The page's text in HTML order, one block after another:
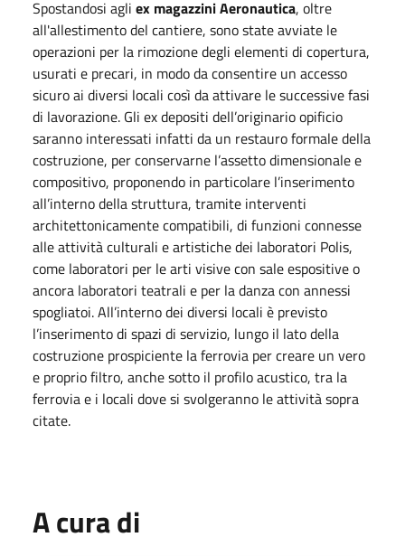
Spostandosi agli ex magazzini Aeronautica, oltre
all'allestimento del cantiere, sono state avviate le
operazioni per la rimozione degli elementi di copertura,
usurati e precari, in modo da consentire un accesso
sicuro ai diversi locali così da attivare le successive fasi
di lavorazione. Gli ex depositi dell’originario opificio
saranno interessati infatti da un restauro formale della
costruzione, per conservarne l’assetto dimensionale e
compositivo, proponendo in particolare l’inserimento
all’interno della struttura, tramite interventi
architettonicamente compatibili, di funzioni connesse
alle attività culturali e artistiche dei laboratori Polis,
come laboratori per le arti visive con sale espositive o
ancora laboratori teatrali e per la danza con annessi
spogliatoi. All’interno dei diversi locali è previsto
l’inserimento di spazi di servizio, lungo il lato della
costruzione prospiciente la ferrovia per creare un vero
e proprio filtro, anche sotto il profilo acustico, tra la
ferrovia e i locali dove si svolgeranno le attività sopra
citate.
A cura di